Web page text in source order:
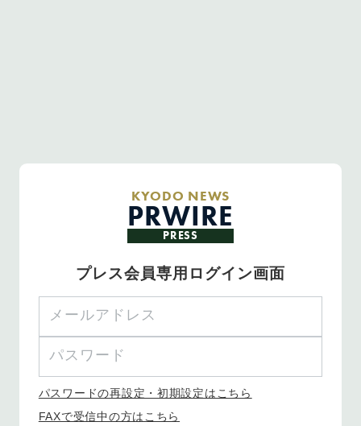
KYODO NEWS
PRWIRE
PRESS
プレス会員専用ログイン画面
パスワードの再設定・初期設定はこちら
FAXで受信中の方はこちら